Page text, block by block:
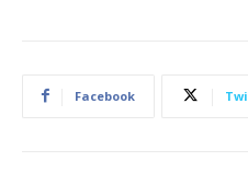
Facebook